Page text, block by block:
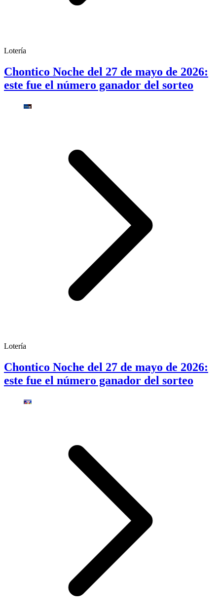
Lotería
Chontico Noche del 27 de mayo de 2026:
este fue el número ganador del sorteo
Lotería
Chontico Noche del 27 de mayo de 2026:
este fue el número ganador del sorteo